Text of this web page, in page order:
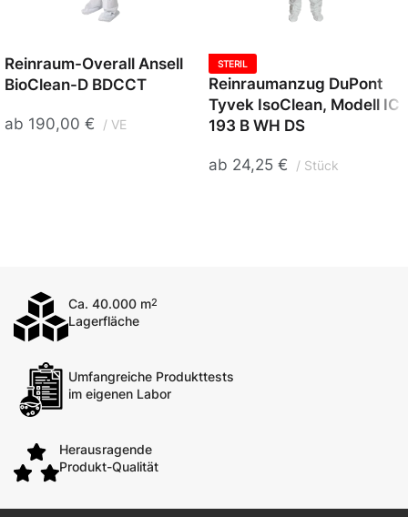
Reinraum-Overall Ansell
BioClean-D BDCCT
ab 190,00 € VE
STERIL
Reinraumanzug DuPont
Tyvek IsoClean, Modell IC
193 B WH DS
ab 24,25 € Stück
Ca. 40.000 m2
Lagerfläche
Umfangreiche Produkttests
im eigenen Labor
Herausragende
Produkt-Qualität